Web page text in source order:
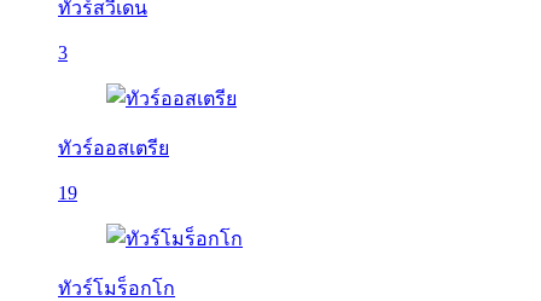
ทัวร์สวีเดน
3
ทัวร์ออสเตรีย
19
ทัวร์โมร็อกโก